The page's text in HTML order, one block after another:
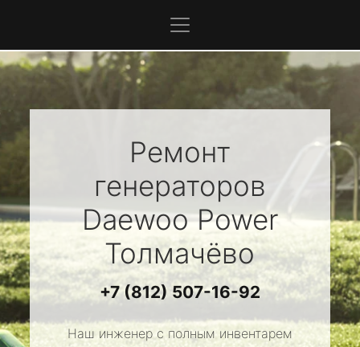
Ремонт
генераторов
Daewoo Power
Толмачёво
+7 (812) 507-16-92
Наш инженер с полным инвентарем